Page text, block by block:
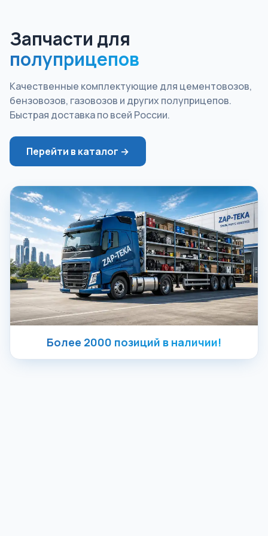
Запчасти для
полуприцепов
Качественные комплектующие для цементовозов,
бензовозов, газовозов и других полуприцепов.
Быстрая доставка по всей России.
Перейти в каталог →
Более 2000 позиций в наличии!